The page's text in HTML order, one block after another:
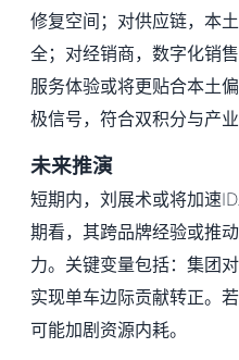
修复空间；对供应链，本
全；对经销商，数字化销
服务体验或将更贴合本土
极信号，符合双积分与产业
未来推演
短期内，刘展术或将加速
期看，其跨品牌经验或推
力。关键变量包括：集团
实现单车边际贡献转正。
可能加剧资源内耗。